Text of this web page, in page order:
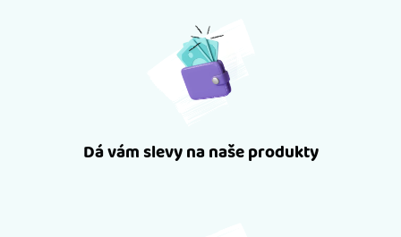
Dá vám slevy na naše produkty